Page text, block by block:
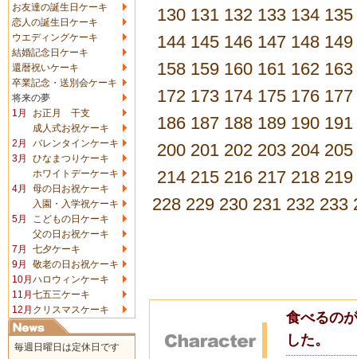
お友達の誕生日ケーキ
恋人の誕生日ケーキ
ウエディングケーキ
結婚記念日ケーキ
還暦祝いケーキ
卒業記念・送別会ケーキ
将来の夢
1月
お正月 干支
成人式お祝ケーキ
2月
バレンタインケーキ
3月
ひなまつりケーキ
ホワイトデーケーキ
4月
母の日お祝ケーキ
入園・入学祝ケーキ
5月
こどもの日ケーキ
父の日お祝ケーキ
7月
七夕ケーキ
9月
敬老の日お祝ケーキ
10月 ハロウィンケーキ
11月 七五三ケーキ
12月 クリスマスケーキ
毎週日曜日は定休日です
130 131 132 133 134 135
144 145 146 147 148 149
158 159 160 161 162 163
172 173 174 175 176 177
186 187 188 189 190 191
200 201 202 203 204 205
214 215 216 217 218 219
228 229 230 231 232 233
食べるの
した。